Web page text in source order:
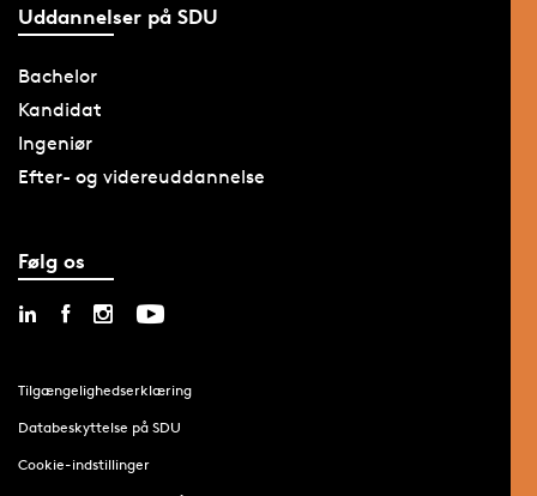
Uddannelser på SDU
Bachelor
Kandidat
Ingeniør
Efter- og videreuddannelse
Følg os
Tilgængelighedserklæring
Databeskyttelse på SDU
Cookie-indstillinger